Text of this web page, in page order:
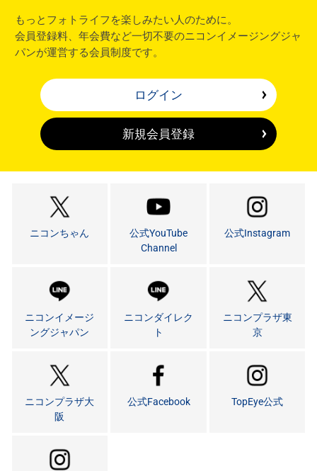
もっとフォトライフを楽しみたい人のために。
会員登録料、年会費など一切不要のニコンイメージングジャ
パンが運営する会員制度です。
ログイン
新規会員登録
ニコンちゃん
公式YouTube
Channel
公式Instagram
ニコンイメージ
ングジャパン
ニコンダイレク
ト
ニコンプラザ東
京
ニコンプラザ大
阪
公式Facebook TopEye公式